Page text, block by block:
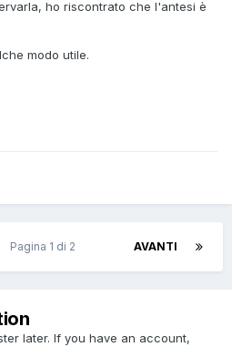
ho riscontrato che l'antesi è
modo utile.
AVANTI
Pagina 1 di 2
later. If you have an account,